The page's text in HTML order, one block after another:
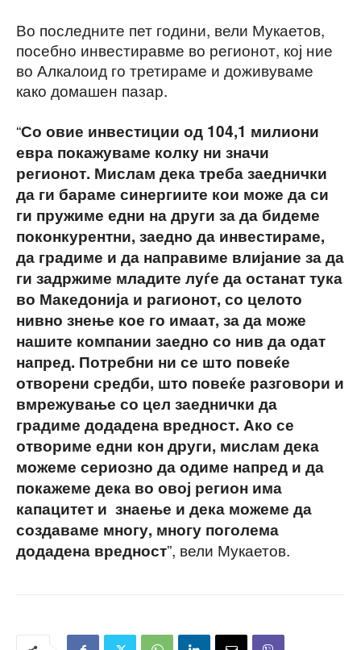
Во последните пет години, вели Мукаетов,
посебно инвестиравме во регионот, кој ние
во Алкалоид го третираме и доживуваме
како домашен пазар.
“Со овие инвестиции од 104,1 милиони
евра покажуваме колку ни значи
регионот. Мислам дека треба заеднички
да ги бараме синергиите кои може да си
ги пружиме едни на други за да бидеме
поконкурентни, заедно да инвестираме,
да градиме и да направиме влијание за да
ги задржиме младите луѓе да останат тука
во Македонија и рагионот, со целото
нивно знење кое го имаат, за да може
нашите компании заедно со нив да одат
напред. Потребни ни се што повеќе
отворени средби, што повеќе разговори и
вмрежување со цел заеднички да
градиме додадена вредност. Ако се
отвориме едни кон други, мислам дека
можеме сериозно да одиме напред и да
покажеме дека во овој регион има
капацитет и знаење и дека можеме да
создаваме многу, многу поголема
додадена вредност”, вели Мукаетов.